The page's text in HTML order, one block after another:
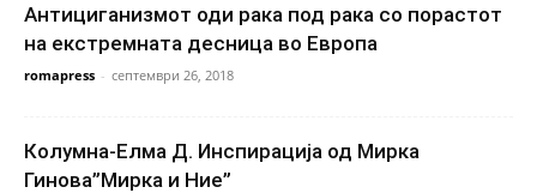
Антициганизмот оди рака под рака со порастот
на екстремната десница во Европа
romapress - септември 26, 2018
Колумна-Елма Д. Инспирација од Мирка
Гинова”Мирка и Ние”